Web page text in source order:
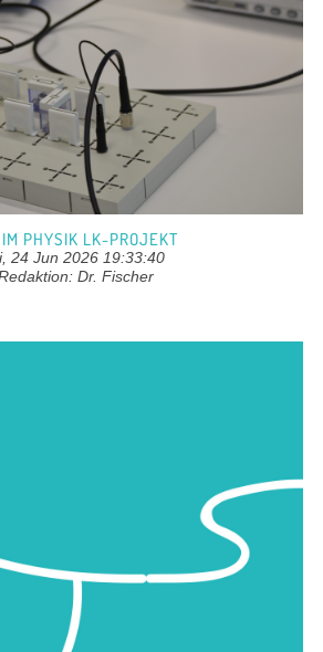
PHYSIK LK-PROJEKT
24 Jun 2026 19:33:40
Dr. Fischer